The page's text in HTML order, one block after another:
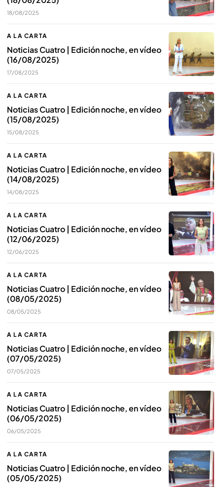
18/08/2025
A LA CARTA
Noticias Cuatro | Edición noche, en vídeo
(16/08/2025)
17/08/2025
A LA CARTA
Noticias Cuatro | Edición noche, en vídeo
(15/08/2025)
15/08/2025
A LA CARTA
Noticias Cuatro | Edición noche, en vídeo
(14/08/2025)
14/08/2025
A LA CARTA
Noticias Cuatro | Edición noche, en vídeo
(12/06/2025)
12/06/2025
A LA CARTA
Noticias Cuatro | Edición noche, en vídeo
(08/05/2025)
08/05/2025
A LA CARTA
Noticias Cuatro | Edición noche, en vídeo
(07/05/2025)
07/05/2025
A LA CARTA
Noticias Cuatro | Edición noche, en vídeo
(06/05/2025)
06/05/2025
A LA CARTA
Noticias Cuatro | Edición noche, en vídeo
(05/05/2025)